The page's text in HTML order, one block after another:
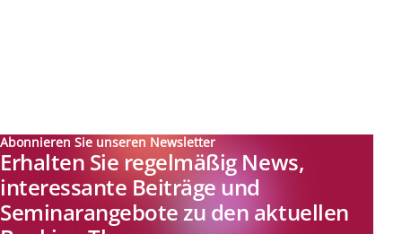
Abonnieren Sie unseren Newsletter
Erhalten Sie regelmäßig News,
interessante Beiträge und
Seminarangebote zu den aktuellen